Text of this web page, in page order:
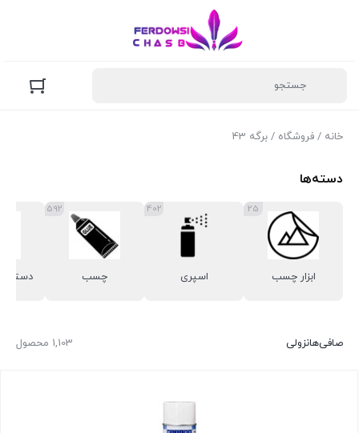
خانه / فروشگاه / برگه 43
دسته‌ها
ابزار چسب
25
اسپری
402
چسب
592
دسته
1,103 محصول صافی‌هانزولی